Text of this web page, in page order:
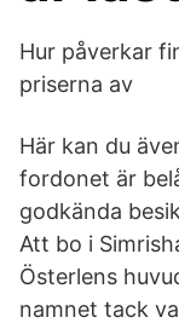
Hur påverkar
priserna av
Här kan du
fordonet är
godkända
Att bo i
Österlens
namnet tack